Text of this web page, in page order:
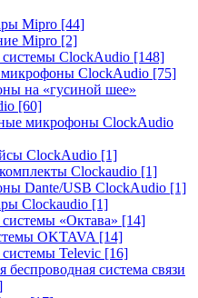
Mipro [44]
Mipro [2]
ClockAudio [148]
ClockAudio [75]
на «гусиной шее»
[60]
микрофоны ClockAudio
ClockAudio [1]
Clockaudio [1]
Dante/USB ClockAudio [1]
Clockaudio [1]
«Октава» [14]
OKTAVA [14]
Televic [16]
беспроводная система связи